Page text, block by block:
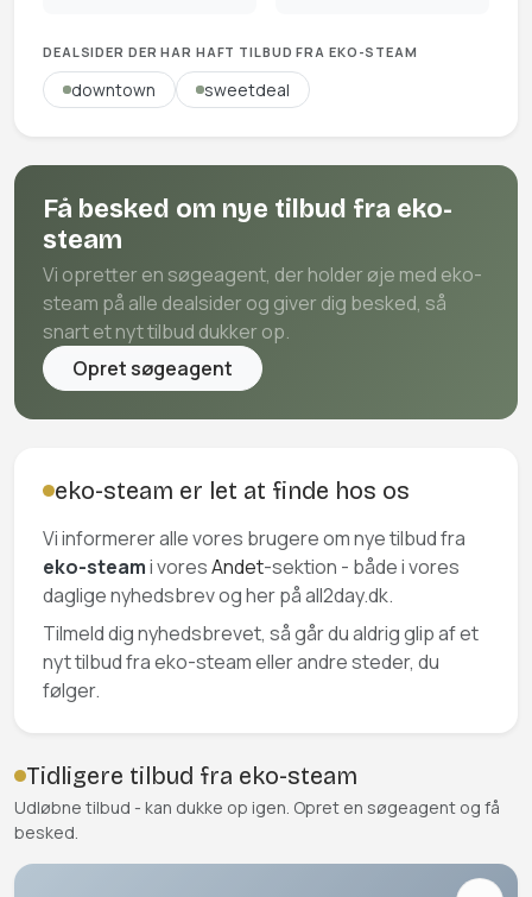
DEALSIDER DER HAR HAFT TILBUD FRA EKO-STEAM
downtown sweetdeal
Få besked om nye tilbud fra eko-
steam
Vi opretter en søgeagent, der holder øje med eko-
steam på alle dealsider og giver dig besked, så
snart et nyt tilbud dukker op.
Opret søgeagent
eko-steam er let at finde hos os
Vi informerer alle vores brugere om nye tilbud fra
eko-steami voresAndet-sektion - både i vores
daglige nyhedsbrev og her på all2day.dk.
Tilmeld dig nyhedsbrevet, så går du aldrig glip af et
nyt tilbud fra eko-steam eller andre steder, du
følger.
Tidligere tilbud fra eko-steam
Udløbne tilbud - kan dukke op igen. Opret en søgeagent og få
besked.